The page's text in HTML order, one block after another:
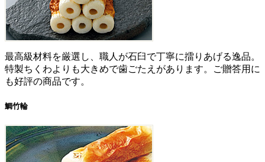
最高級材料を厳選し、職人が石臼で丁寧に擂りあげる逸品。
特製ちくわよりも大きめで歯ごたえがあります。ご贈答用に
も好評の商品です。
鯛竹輪